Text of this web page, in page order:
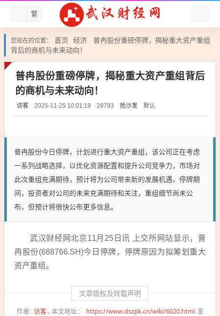
繁
您现在的位置： 首页 经济
普冉股份重磅停牌，揭秘重大资产重组
背后的商机与未来动向！
普冉股份重磅停牌，揭秘重大资产重组背后
的商机与未来动向！
访客 2025-11-25 10:01:19 28793 抢沙发 默认
普冉股份今日停牌，计划进行重大资产重组，该公司正在考虑
一系列战略选择，以优化资源配置和提升公司竞争力，市场对
此次重组充满期待，预计将为公司带来新的发展机遇，停牌期
间，投资者对公司的未来充满期待和关注，重组细节尚未公
布，但预计将很快公布更多信息。
武汉财经网北京11月25日讯 上交所网站显示，普
冉股份(688766.SH)今日停牌，停牌原因为拟筹划重大
资产重组。
文章版权及转载声明
作者: 访客 本文地址： https://www.dszpk.cn/wiki/6020.html 发